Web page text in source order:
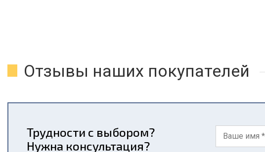
Отзывы наших покупателей
Трудности с выбором?
Нужна консультация?